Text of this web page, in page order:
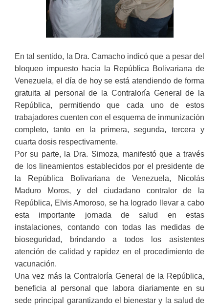
En tal sentido, la Dra. Camacho indicó que a pesar del
bloqueo impuesto hacia la República Bolivariana de
Venezuela, el día de hoy se está atendiendo de forma
gratuita al personal de la Contraloría General de la
República, permitiendo que cada uno de estos
trabajadores cuenten con el esquema de inmunización
completo, tanto en la primera, segunda, tercera y
cuarta dosis respectivamente.
Por su parte, la Dra. Simoza, manifestó que a través
de los lineamientos establecidos por el presidente de
la República Bolivariana de Venezuela, Nicolás
Maduro Moros, y del ciudadano contralor de la
República, Elvis Amoroso, se ha logrado llevar a cabo
esta importante jornada de salud en estas
instalaciones, contando con todas las medidas de
bioseguridad, brindando a todos los asistentes
atención de calidad y rapidez en el procedimiento de
vacunación.
Una vez más la Contraloría General de la República,
beneficia al personal que labora diariamente en su
sede principal garantizando el bienestar y la salud de